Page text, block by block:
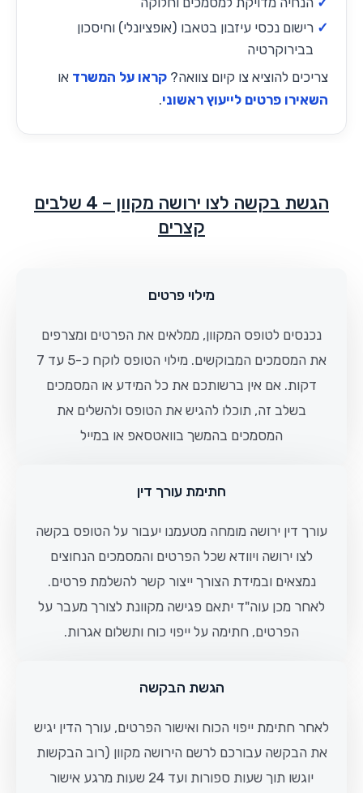
רישום נכסי עיזבון בטאבו (אופציונלי) וחיסכון
בבירוקרטיה
צריכים להוציא צו קיום צוואה? קראו על המשרד או
השאירו פרטים לייעוץ ראשוני.
הגשת בקשה לצו ירושה מקוון – 4 שלבים
קצרים
מילוי פרטים
נכנסים לטופס המקוון, ממלאים את הפרטים ומצרפים
את המסמכים המבוקשים. מילוי הטופס לוקח כ-5 עד 7
דקות. אם אין ברשותכם את כל המידע או המסמכים
בשלב זה, תוכלו להגיש את הטופס ולהשלים את
המסמכים בהמשך בוואטסאפ או במייל
חתימת עורך דין
עורך דין ירושה מומחה מטעמנו יעבור על הטופס בקשה
לצו ירושה ויוודא שכל הפרטים והמסמכים הנחוצים
נמצאים ובמידת הצורך ייצור קשר להשלמת פרטים.
לאחר מכן עוה"ד יתאם פגישה מקוונת לצורך מעבר על
הפרטים, חתימה על ייפוי כוח ותשלום אגרות.
הגשת הבקשה
לאחר חתימת ייפוי הכוח ואישור הפרטים, עורך הדין יגיש
את הבקשה עבורכם לרשם הירושה מקוון (רוב הבקשות
יוגשו תוך שעות ספורות ועד 24 שעות מרגע אישור